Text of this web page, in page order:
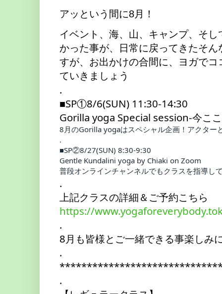
アッという間に8月！
イベント、海、山、キャンプ、そ
かった事が、日常に戻ってきたそ
すが、お出かけの合間に、ヨガで
ていきましょう
.
■SP①8/6(SUN) 11:30-14:30
Gorilla yoga Special session-今こ
8月のGorilla yogaはスペシャル企画！アクター
.
■SP②8/27(SUN) 8:30-9:30
Gentle Kundalini yoga by Chiaki on Zoom
普段オンラインチャンネルでもクラスを指導し
.
上記クラスの詳細＆ご予約こちら
https://
.
8月も皆様とご一緒できる事楽しみ
.
.